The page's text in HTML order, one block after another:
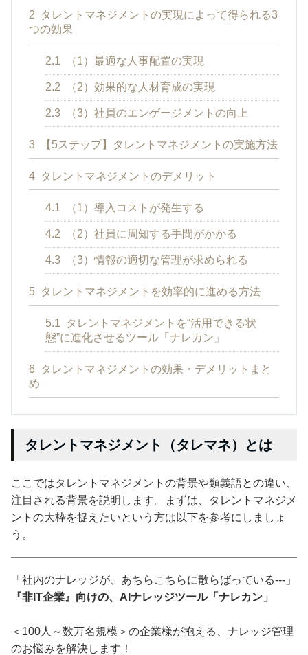
2
タレントマネジメントの実現によって得られる3
つの効果
2.1 （1）最適な人事配置の実現
2.2 （2）効果的な人材育成の実現
2.3 （3）社員のエンゲージメントの向上
3 【5ステップ】タレントマネジメントの実施方法
4 タレントマネジメントのデメリット
4.1 （1）導入コストが発生する
4.2 （2）社員に周知する手間がかかる
4.3 （3）情報の適切な管理が求められる
5 タレントマネジメントを効率的に進める方法
5.1
タレントマネジメントを“活用できる状
態”に進化させるツール「ナレカン」
6
タレントマネジメントの効果・デメリットまと
め
タレントマネジメント（タレマネ）とは
ここではタレントマネジメントの背景や類義語との違い、
注目される背景を説明します。まずは、タレントマネジメ
ントの大枠を捉えたいという方は以下を参考にしましょ
う。
「社内のナレッジが、あちらこちらに散らばっている---」
『非IT企業』向けの、AIナレッジツール「ナレカン」
＜100人～数万名規模＞の企業様が抱える、ナレッジ管理
のお悩みを解決します！